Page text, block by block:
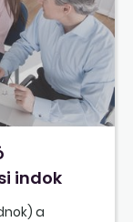
indok
a